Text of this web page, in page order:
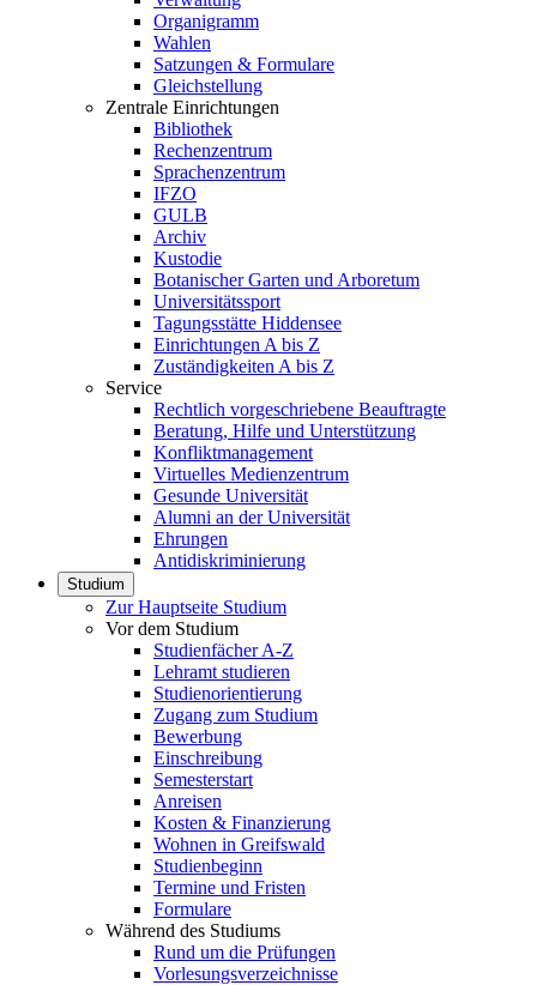
Organigramm
Wahlen
Satzungen & Formulare
Gleichstellung
Zentrale Einrichtungen
Bibliothek
Rechenzentrum
Sprachenzentrum
IFZO
GULB
Archiv
Kustodie
Botanischer Garten und Arboretum
Universitätssport
Tagungsstätte Hiddensee
Einrichtungen A bis Z
Zuständigkeiten A bis Z
Service
Rechtlich vorgeschriebene Beauftragte
Beratung, Hilfe und Unterstützung
Konfliktmanagement
Virtuelles Medienzentrum
Gesunde Universität
Alumni an der Universität
Ehrungen
Antidiskriminierung
Studium
Zur Hauptseite Studium
Vor dem Studium
Studienfächer A-Z
Lehramt studieren
Studienorientierung
Zugang zum Studium
Bewerbung
Einschreibung
Semesterstart
Anreisen
Kosten & Finanzierung
Wohnen in Greifswald
Studienbeginn
Termine und Fristen
Formulare
Während des Studiums
Rund um die Prüfungen
Vorlesungsverzeichnisse